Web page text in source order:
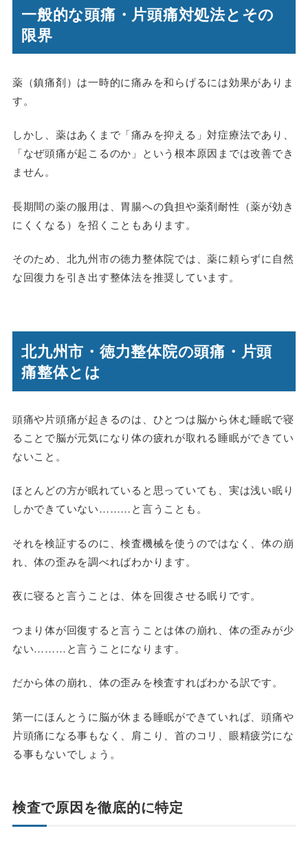
一般的な頭痛・片頭痛対処法とその
限界
薬（鎮痛剤）は一時的に痛みを和らげるには効果がありま
す。
しかし、薬はあくまで「痛みを抑える」対症療法であり、
「なぜ頭痛が起こるのか」という根本原因までは改善でき
ません。
長期間の薬の服用は、胃腸への負担や薬剤耐性（薬が効き
にくくなる）を招くこともあります。
そのため、北九州市の徳力整体院では、薬に頼らずに自然
な回復力を引き出す整体法を推奨しています。
北九州市・徳力整体院の頭痛・片頭
痛整体とは
頭痛や片頭痛が起きるのは、ひとつは脳から休む睡眠で寝
ることで脳が元気になり体の疲れが取れる睡眠ができてい
ないこと。
ほとんどの方が眠れていると思っていても、実は浅い眠り
しかできていない………と言うことも。
それを検証するのに、検査機械を使うのではなく、体の崩
れ、体の歪みを調べればわかります。
夜に寝ると言うことは、体を回復させる眠りです。
つまり体が回復すると言うことは体の崩れ、体の歪みが少
ない………と言うことになります。
だから体の崩れ、体の歪みを検査すればわかる訳です。
第一にほんとうに脳が休まる睡眠ができていれば、頭痛や
片頭痛になる事もなく、肩こり、首のコリ、眼精疲労にな
る事もないでしょう。
検査で原因を徹底的に特定